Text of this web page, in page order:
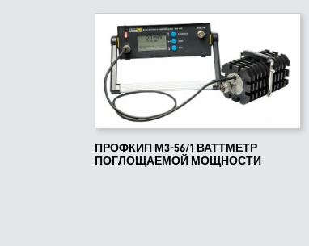
ПРОФКИП М3-56/1 ВАТТМЕТР
ПОГЛОЩАЕМОЙ МОЩНОСТИ